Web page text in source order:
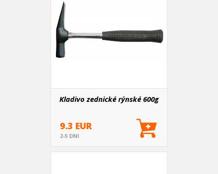
Kladivo zednické rýnské 600g
9.3 EUR
2-5 DNI